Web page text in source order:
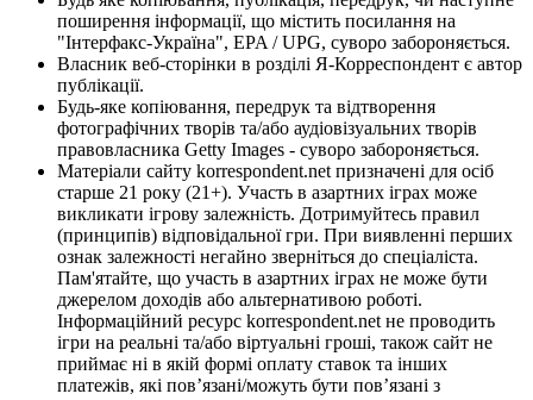
поширення інформації, що містить посилання на
"Інтерфакс-Україна", EPA / UPG, суворо забороняється.
Власник веб-сторінки в розділі Я-Корреспондент є автор
публікації.
Будь-яке копіювання, передрук та відтворення
фотографічних творів та/або аудіовізуальних творів
правовласника Getty Images - суворо забороняється.
Матеріали сайту korrespondent.net призначені для осіб
старше 21 року (21+). Участь в азартних іграх може
викликати ігрову залежність. Дотримуйтесь правил
(принципів) відповідальної гри. При виявленні перших
ознак залежності негайно зверніться до спеціаліста.
Пам'ятайте, що участь в азартних іграх не може бути
джерелом доходів або альтернативою роботі.
Інформаційний ресурс korrespondent.net не проводить
ігри на реальні та/або віртуальні гроші, також сайт не
приймає ні в якій формі оплату ставок та інших
платежів, які пов’язані/можуть бути пов’язані з